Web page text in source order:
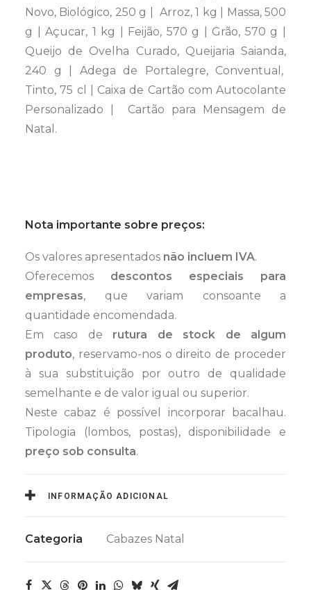
Novo, Biológico, 250 g | Arroz, 1 kg | Massa, 500
g | Açucar, 1 kg | Feijão, 570 g | Grão, 570 g |
Queijo de Ovelha Curado, Queijaria Saianda,
240 g | Adega de Portalegre, Conventual,
Tinto, 75 cl | Caixa de Cartão com Autocolante
Personalizado | Cartão para Mensagem de
Natal.
Nota importante sobre preços:
Os valores apresentados não incluem IVA.
Oferecemos descontos especiais para
empresas, que variam consoante a
quantidade encomendada.
Em caso de rutura de stock de algum
produto, reservamo-nos o direito de proceder
à sua substituição por outro de qualidade
semelhante e de valor igual ou superior.
Neste cabaz é possível incorporar bacalhau.
Tipologia (lombos, postas), disponibilidade e
preço sob consulta.
INFORMAÇÃO ADICIONAL
Categoria Cabazes Natal